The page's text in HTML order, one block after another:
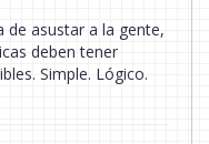
de asustar a la gente,
deben tener
Simple. Lógico.